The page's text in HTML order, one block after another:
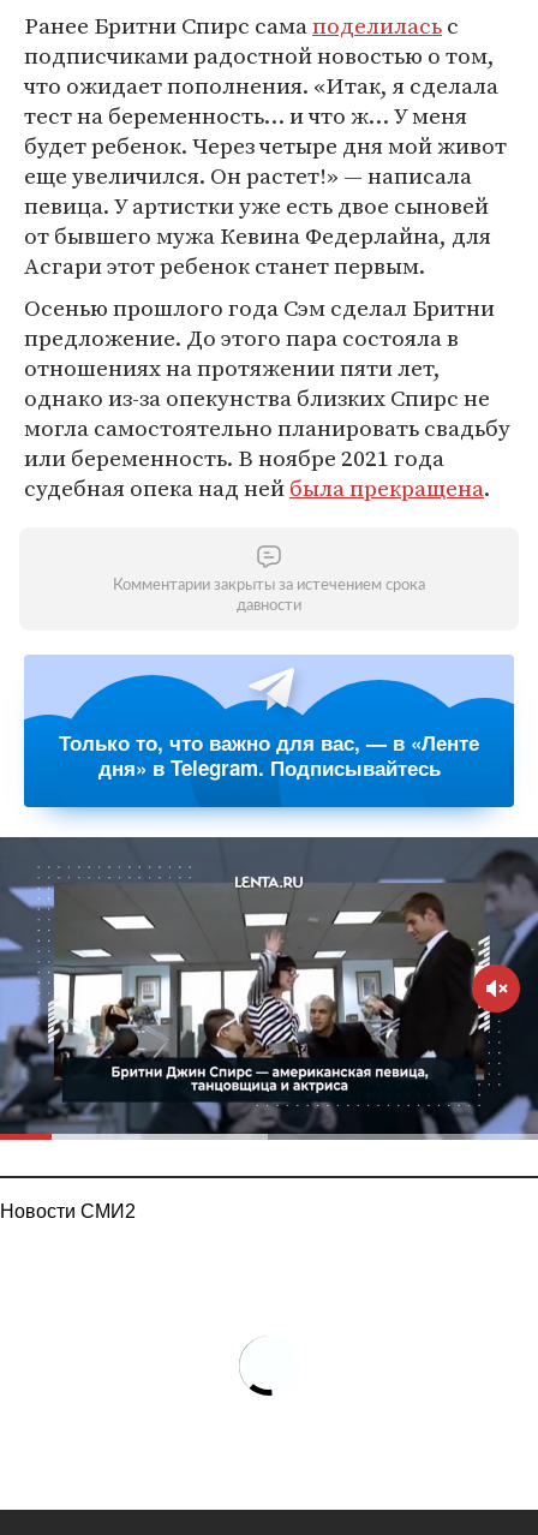
Ранее Бритни Спирс самаподелиласьс
подписчиками радостной новостью о том,
что ожидает пополнения. «Итак, я сделала
тест на беременность… и что ж… У меня
будет ребенок. Через четыре дня мой живот
еще увеличился. Он растет!» — написала
певица. У артистки уже есть двое сыновей
от бывшего мужа Кевина Федерлайна, для
Асгари этот ребенок станет первым.
Осенью прошлого года Сэм сделал Бритни
предложение. До этого пара состояла в
отношениях на протяжении пяти лет,
однако из-за опекунства близких Спирс не
могла самостоятельно планировать свадьбу
или беременность. В ноябре 2021 года
судебная опека над нейбыла прекращена.
Комментарии закрыты за истечением срока
давности
Только то, что важно для вас, — в «Ленте
дня» в Telegram. Подписывайтесь
Новости СМИ2